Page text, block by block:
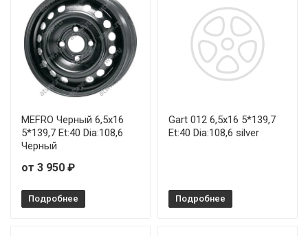
MEFRO Черный 6,5x16
5*139,7 Et:40 Dia:108,6
Черный
от 3 950 ₽
Подробнее
Gart 012 6,5x16 5*139,7
Et:40 Dia:108,6 silver
Подробнее